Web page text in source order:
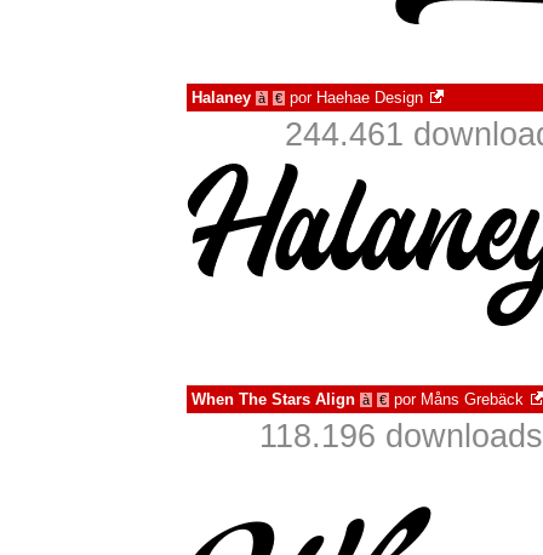
Halaney à € por Haehae Design
244.461
When The Stars Align à € por Måns Grebäck
118.196